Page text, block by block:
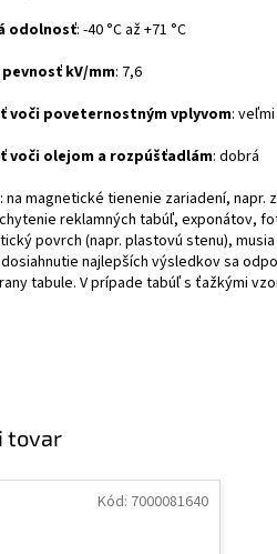
tovar
Kód: 7000081640
odolnosť: -40 °C až +71 °C
kV/mm: 7,6
voči poveternostným vplyvom:
voči olejom a rozpúšťadlám: dobrá
: na magnetické tienenie zariadení,
reklamných tabúľ, exponátov,
povrch (napr. plastovú stenu),
dosiahnutie najlepších výsledkov sa
tabule. V prípade tabúľ s ťažkými